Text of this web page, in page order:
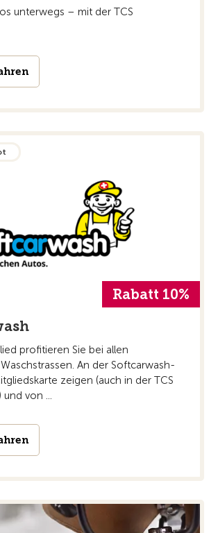
unterwegs – mit der TCS
Rabatt 10%
profitieren Sie bei allen
An der Softcarwash-
zeigen (auch in der TCS
von ...